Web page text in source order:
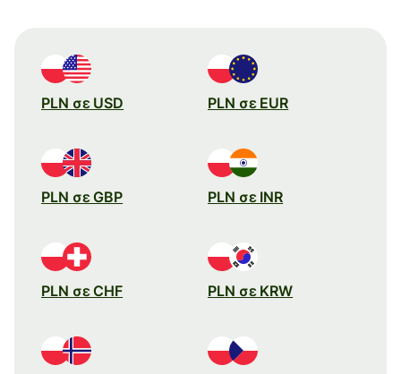
PLN σε USD PLN σε EUR
PLN σε GBP PLN σε INR
PLN σε CHF PLN σε KRW